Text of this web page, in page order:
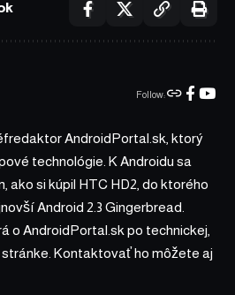
Follow:
AndroidPortal.sk, ktorý
technológie. K Androidu sa
ako si kúpil HTC HD2, do ktorého
Android 2.3 Gingerbread.
o AndroidPortal.sk po technickej,
Kontaktovať ho môžete aj